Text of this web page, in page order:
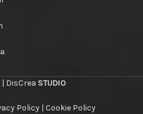
DisCrea STUDIO
Policy | Cookie Policy